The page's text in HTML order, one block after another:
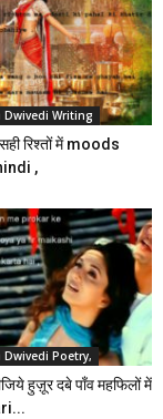
Writing
रिश्तों में moods
,
Poetry,
हुज़ूर दबे पाँव महफिलों में